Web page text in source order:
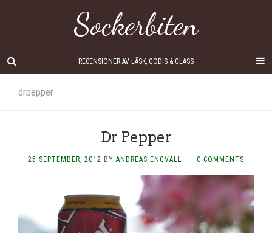
Sockerbiten
RECENSIONER AV LÄSK, GODIS & GLASS
drpepper
Dr Pepper
25 SEPTEMBER, 2012 BY ANDREAS ENGVALL · 0 COMMENTS